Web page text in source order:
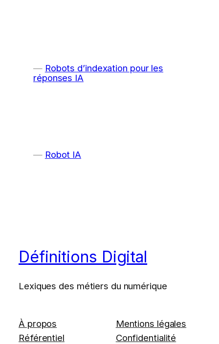
Robots d’indexation pour les
réponses IA
Robot IA
Définitions Digital
Lexiques des métiers du numérique
À propos
Référentiel
Mentions légales
Confidentialité